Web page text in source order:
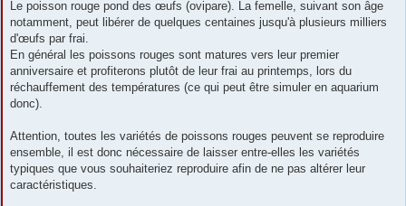
Le poisson rouge pond des œufs (ovipare). La femelle, suivant son âge
notamment, peut libérer de quelques centaines jusqu'à plusieurs milliers
d'œufs par frai.
En général les poissons rouges sont matures vers leur premier
anniversaire et profiterons plutôt de leur frai au printemps, lors du
réchauffement des températures (ce qui peut être simuler en aquarium
donc).
Attention, toutes les variétés de poissons rouges peuvent se reproduire
ensemble, il est donc nécessaire de laisser entre-elles les variétés
typiques que vous souhaiteriez reproduire afin de ne pas altérer leur
caractéristiques.